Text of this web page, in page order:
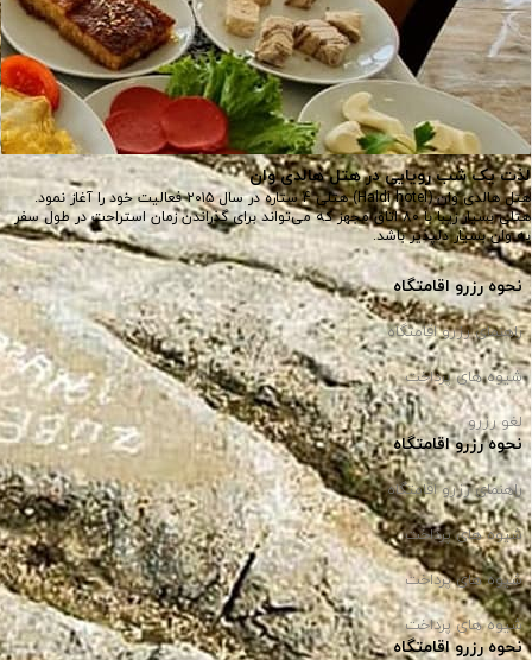
لذت یک شب رویایی در هتل هالدی وان
هتل هالدی وان (Haldi hotel) هتلی 4 ستاره در سال ۲۰۱۵ فعالیت خود را آغاز نمود.
هتلی بسیار زیبا با 80 اتاق مجهز که می‌تواند برای گذراندن زمان استراحت در طول سفر
به وان بسیار دلپذیر باشد.
نحوه رزرو اقامتگاه
راهنمای رزرو اقامتگاه
شیوه های پرداخت
لغو رزرو
نحوه رزرو اقامتگاه
راهنمای رزرو اقامتگاه
شیوه های پرداخت
شیوه های پرداخت
شیوه های پرداخت
نحوه رزرو اقامتگاه